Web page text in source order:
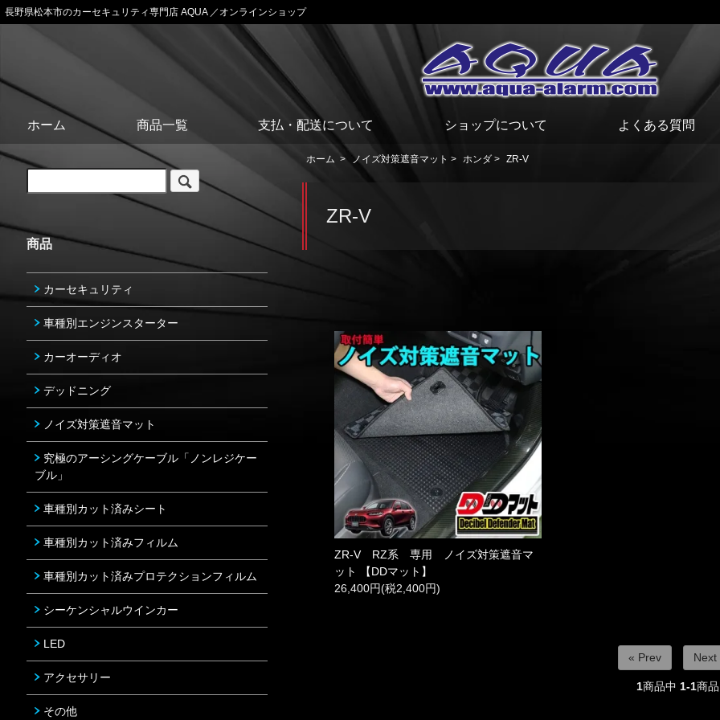
長野県松本市のカーセキュリティ専門店 AQUA ／オンラインショップ
ホーム 商品一覧 支払・配送について ショップについて よくある質問
ホーム > ノイズ対策遮音マット > ホンダ > ZR-V
ZR-V
ZR-V RZ系 専用 ノイズ対策遮音マ
ット 【DDマット】
26,400円(税2,400円)
« Prev Next
1商品中 1-1商品
商品
カーセキュリティ
車種別エンジンスターター
カーオーディオ
デッドニング
ノイズ対策遮音マット
究極のアーシングケーブル「ノンレジケー
ブル」
車種別カット済みシート
車種別カット済みフィルム
車種別カット済みプロテクションフィルム
シーケンシャルウインカー
LED
アクセサリー
その他